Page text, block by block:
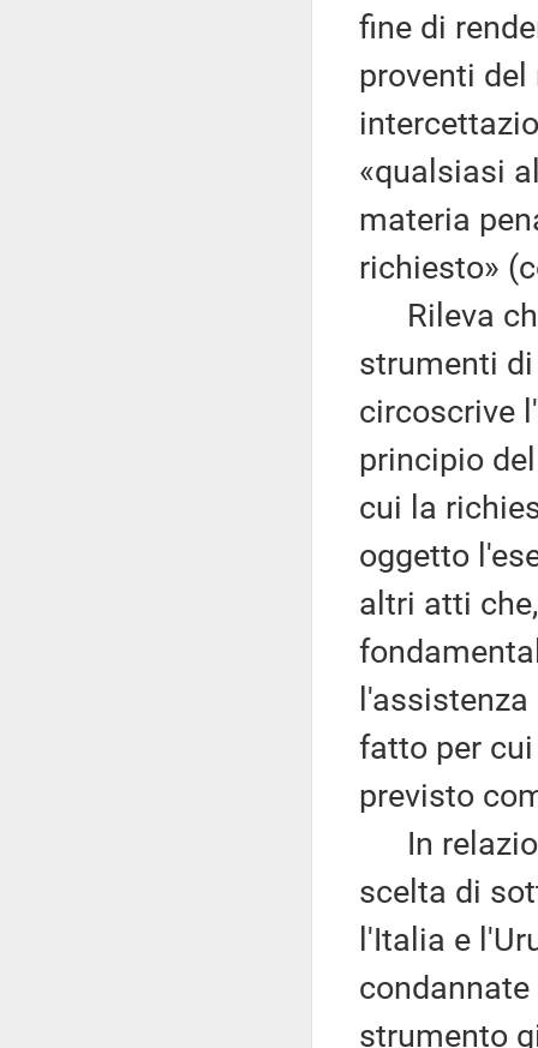
fine di
proventi del
«qualsiasi
materia
richiesto»
Rileva
strumenti
circoscrive
principio
cui la
oggetto
altri atti
fatto per
previsto
In
scelta di
l'Italia e
strumento